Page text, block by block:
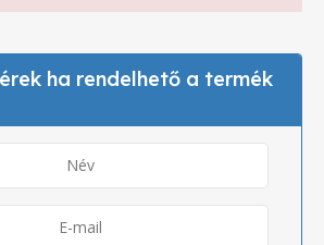
ha rendelhető a termék